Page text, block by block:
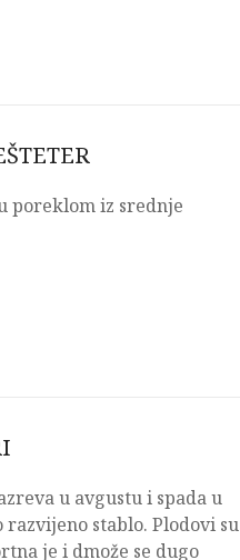
poreklom iz srednje
u avgustu i spada u
stablo. Plodovi su
je i dmože se dugo